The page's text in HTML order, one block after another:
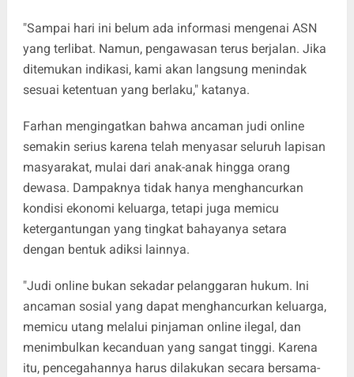
"Sampai hari ini belum ada informasi mengenai ASN
yang terlibat. Namun, pengawasan terus berjalan. Jika
ditemukan indikasi, kami akan langsung menindak
sesuai ketentuan yang berlaku," katanya.
Farhan mengingatkan bahwa ancaman judi online
semakin serius karena telah menyasar seluruh lapisan
masyarakat, mulai dari anak-anak hingga orang
dewasa. Dampaknya tidak hanya menghancurkan
kondisi ekonomi keluarga, tetapi juga memicu
ketergantungan yang tingkat bahayanya setara
dengan bentuk adiksi lainnya.
"Judi online bukan sekadar pelanggaran hukum. Ini
ancaman sosial yang dapat menghancurkan keluarga,
memicu utang melalui pinjaman online ilegal, dan
menimbulkan kecanduan yang sangat tinggi. Karena
itu, pencegahannya harus dilakukan secara bersama-